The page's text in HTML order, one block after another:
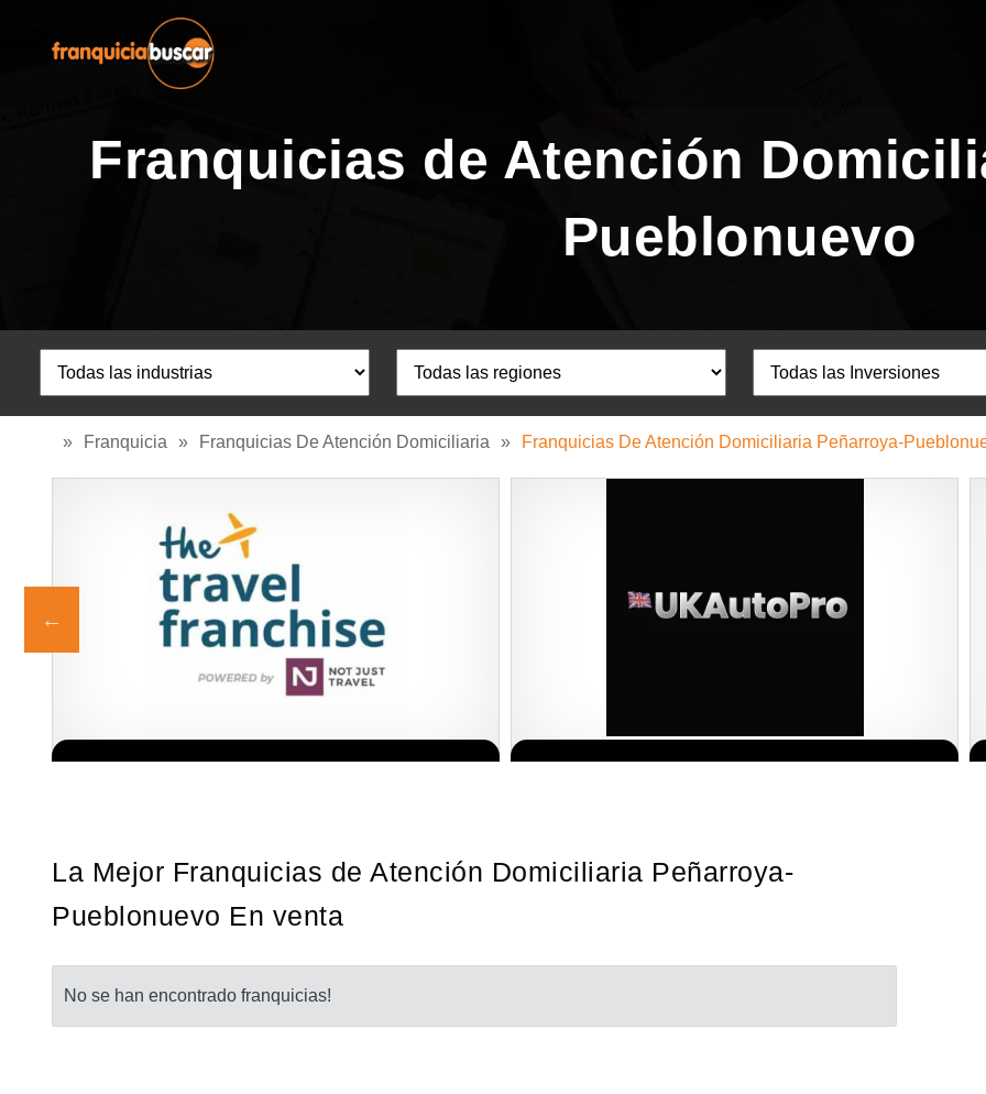
Franquicias de Atención
Pueblonuevo
» Franquicia » Franquicias De Atención Domiciliaria » Franquicias De Atención Domiciliaria Peñarroya-
La Mejor Franquicias de Atención Domiciliaria Peñarroya-
Pueblonuevo En venta
No se han encontrado franquicias!